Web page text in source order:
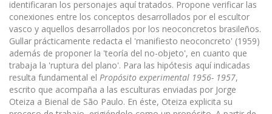
identificaran los personajes aquí tratados. Propone verificar las
conexiones entre los conceptos desarrollados por el escultor
vasco y aquellos desarrollados por los neoconcretos brasileños.
Gullar prácticamente redacta el 'manifiesto neoconcreto' (1959)
además de proponer la 'teoría del no-objeto', en cuanto que
trabaja la 'ruptura del plano'. Para las hipótesis aquí indicadas
resulta fundamental el Propósito experimental 1956- 1957,
escrito que acompaña a las esculturas enviadas por Jorge
Oteiza a Bienal de São Paulo. En éste, Oteiza explicita su